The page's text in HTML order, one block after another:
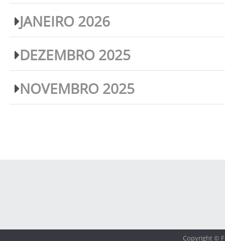
JANEIRO 2026
DEZEMBRO 2025
NOVEMBRO 2025
Copyright ©